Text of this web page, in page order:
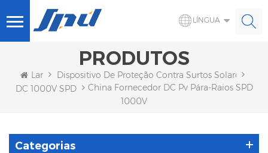
LÍNGUA
PRODUTOS
Lar
Dispositivo De Proteção Contra Surtos Solares
DC 1000V SPD
China Fornecedor DC Pv Pára-Raios SPD
1000V
Categorias